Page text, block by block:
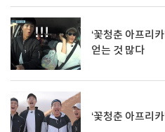
‘꽃청춘 아프리
얻는 것 많다
‘꽃청춘 아프리